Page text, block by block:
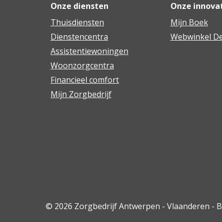
Onze diensten
Thuisdiensten
Dienstencentra
Assistentiewoningen
Woonzorgcentra
Financieel comfort
Mijn Zorgbedrijf
Onze
Mijn Boek
Webwinkel
© 2026 Zorgbedrijf Antwerpen - Vlaanderen -